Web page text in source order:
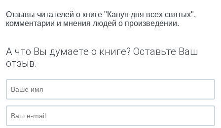
Отзывы читателей о книге "Канун дня всех святых",
комментарии и мнения людей о произведении.
А что Вы думаете о книге? Оставьте Ваш
отзыв.